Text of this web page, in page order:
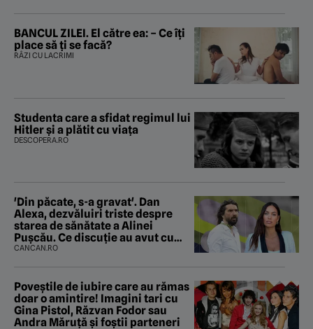
BANCUL ZILEI. El către ea: – Ce îți
place să ți se facă?
RÂZI CU LACRIMI
Studenta care a sfidat regimul lui
Hitler și a plătit cu viața
DESCOPERA.RO
'Din păcate, s-a gravat'. Dan
Alexa, dezvăluiri triste despre
starea de sănătate a Alinei
Pușcău. Ce discuție au avut cu
două zile în urmă
CANCAN.RO
Poveştile de iubire care au rămas
doar o amintire! Imagini tari cu
Gina Pistol, Răzvan Fodor sau
Andra Măruţă şi foştii parteneri